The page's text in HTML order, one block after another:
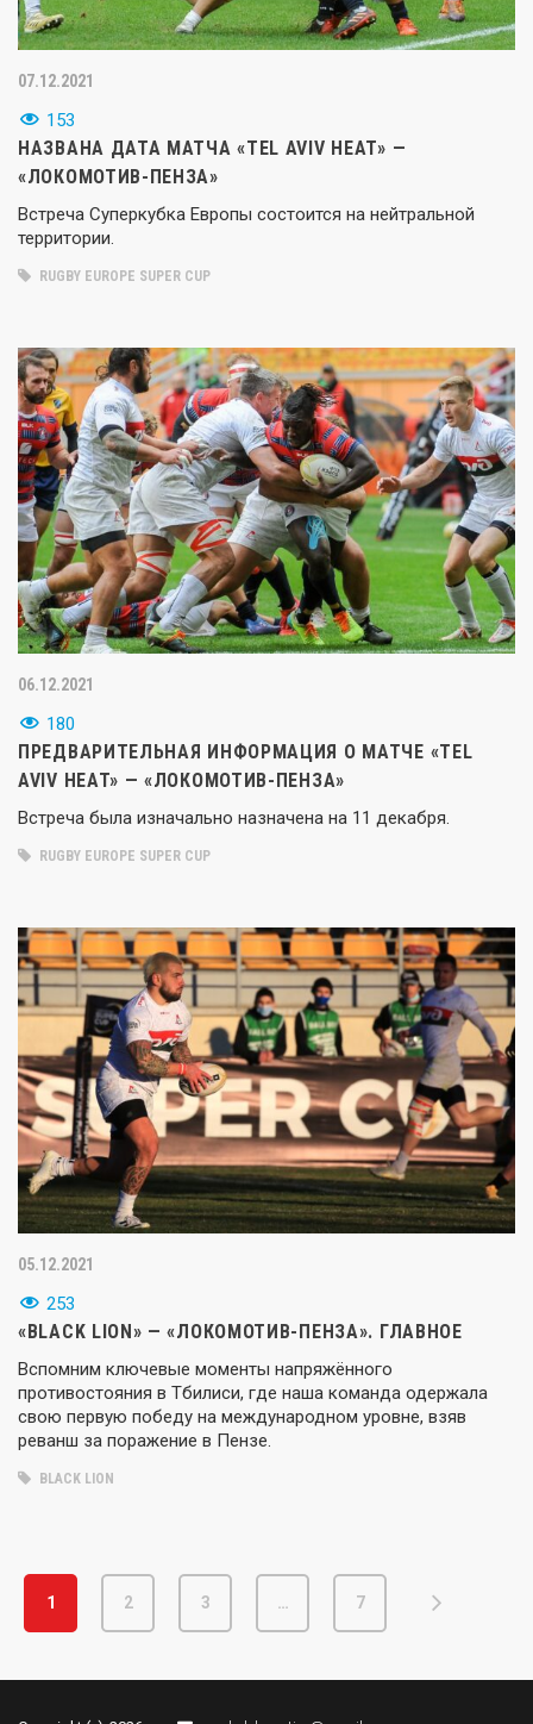
07.12.2021
153
НАЗВАНА ДАТА МАТЧА «TEL AVIV HEAT» —
«ЛОКОМОТИВ-ПЕНЗА»
Встреча Суперкубка Европы состоится на нейтральной
территории.
RUGBY EUROPE SUPER CUP
06.12.2021
180
ПРЕДВАРИТЕЛЬНАЯ ИНФОРМАЦИЯ О МАТЧЕ «TEL
AVIV HEAT» — «ЛОКОМОТИВ-ПЕНЗА»
Встреча была изначально назначена на 11 декабря.
RUGBY EUROPE SUPER CUP
05.12.2021
253
«BLACK LION» — «ЛОКОМОТИВ-ПЕНЗА». ГЛАВНОЕ
Вспомним ключевые моменты напряжённого
противостояния в Тбилиси, где наша команда одержала
свою первую победу на международном уровне, взяв
реванш за поражение в Пензе.
BLACK LION
1 2 3 … 7